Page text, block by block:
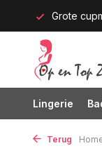
Grote
Lingerie
Terug